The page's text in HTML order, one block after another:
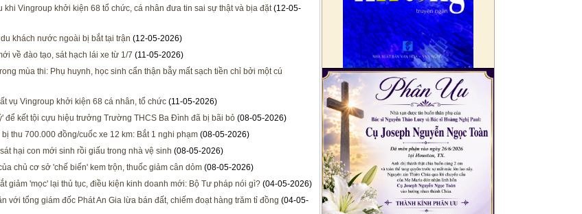
khi Vingroup khởi kiện 68 tổ chức, cá nhân đưa tin sai sự thật và bịa đặt(12-05-
khách nước ngoài bị bắt tại trận (12-05-2026)
về đào tạo, sát hạch lái xe từ 1/7 (11-05-2026)
mùa thi: Phụ huynh, học sinh cẩn thận bẫy mất sạch tiền chỉ bởi một cú
vụ Vingroup khởi kiện 68 cá nhân, tổ chức (11-05-2026)
để kết tội cựu hiệu trưởng Trường THCS Ba Đình đã bị bãi bỏ (08-05-2026)
thu 700.000 đồng/cuốc xe 12 km: Bắt 1 nghi phạm (08-05-2026)
hại con mới sinh rồi giấu trong nhà vệ sinh (08-05-2026)
chủ cơ sở 'chế biến' kem trộn, thuốc giảm cân dỏm (08-05-2026)
giảm 'mọc' lại thủ tục, điều kiện kinh doanh mới: Bộ Tư pháp nói gì? (04-05-2026)
với tổng giám đốc Phát An Gia lừa bán đất, chiếm đoạt hàng trăm tỉ đồng (04-05-